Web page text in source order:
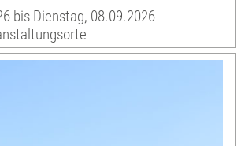
bis Dienstag, 08.09.2026